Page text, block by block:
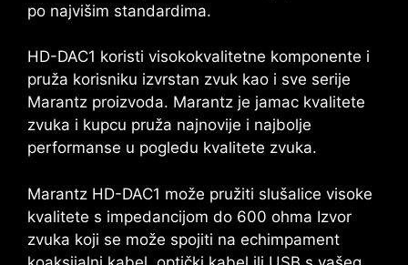
po najvišim standardima.
HD-DAC1 koristi visokokvalitetne komponente i
pruža korisniku izvrstan zvuk kao i sve serije
Marantz proizvoda. Marantz je jamac kvalitete
zvuka i kupcu pruža najnovije i najbolje
performanse u pogledu kvalitete zvuka.
Marantz HD-DAC1 može pružiti slušalice visoke
kvalitete s impedancijom do 600 ohma Izvor
zvuka koji se može spojiti na echimpament